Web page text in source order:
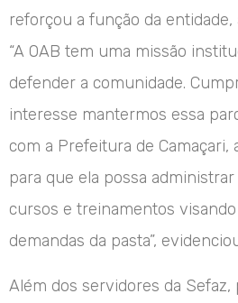
reforçou a função da
“A OAB tem uma missão
defender a comunidade.
interesse mantermos essa
com a Prefeitura de Camaçari,
para que ela possa
cursos e treinamentos
demandas da pasta”,
Além dos servidores da